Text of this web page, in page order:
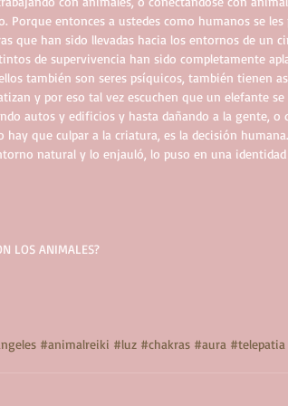
Porque entonces a ustedes como humanos se les
que han sido llevadas hacia los entornos de un
de supervivencia han sido completamente
también son seres psíquicos, también tienen
y por eso tal vez escuchen que un elefante se
autos y edificios y hasta dañando a la gente, o
hay que culpar a la criatura, es la decisión
natural y lo enjauló, lo puso en una
LOS ANIMALES?
#animalreiki #luz #chakras #aura #telepatia